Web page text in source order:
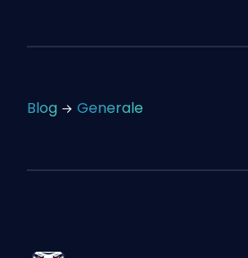
Blog Generale